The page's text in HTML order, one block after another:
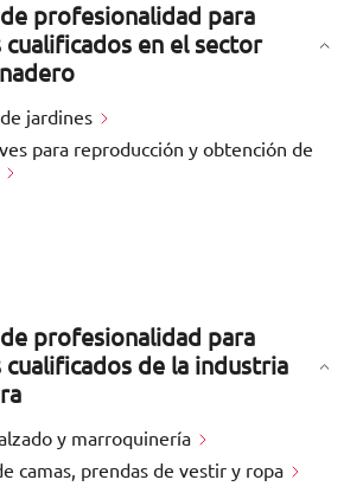
profesionalidad para
en el sector
jardines
para reproducción y obtención de
profesionalidad para
de la industria
y marroquinería
camas, prendas de vestir y ropa